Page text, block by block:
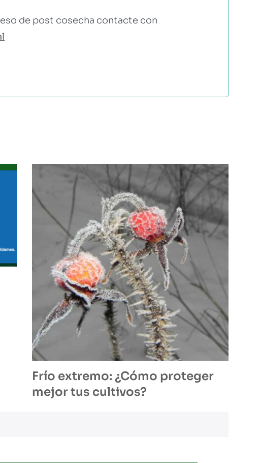
de post cosecha contacte con
Frío extremo: ¿Cómo proteger
mejor tus cultivos?